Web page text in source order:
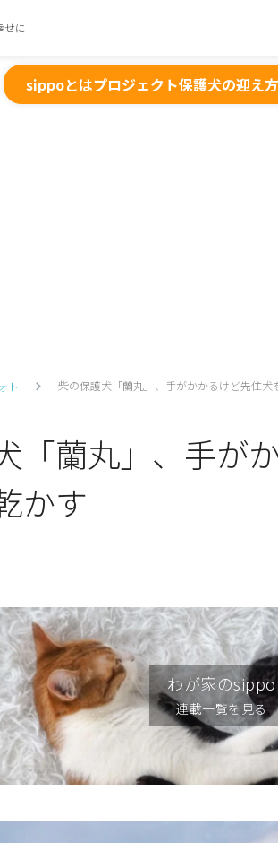
せに
sippoとはプロジェクト保護犬の迎え方
ト 柴の保護犬「蘭丸」、手がかかるけど先住犬
「蘭丸」、手が
かす
わが家のsippo
連載一覧を見る